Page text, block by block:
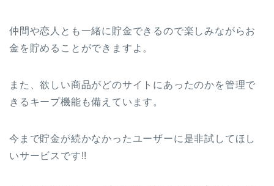
仲間や恋人とも一緒に貯金できるので楽しみながらお
金を貯めることができますよ。
また、欲しい商品がどのサイトにあったのかを管理で
きるキープ機能も備えています。
今まで貯金が続かなかったユーザーに是非試してほし
いサービスです!!